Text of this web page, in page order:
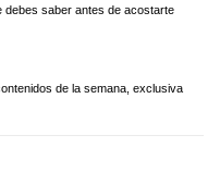
debes saber antes de acostarte
de la semana, exclusiva